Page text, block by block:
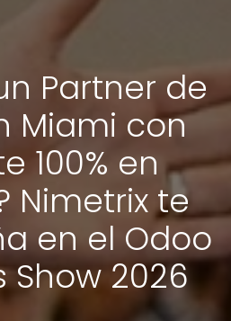
Partner de
Miami con
100% en
Nimetrix te
en el Odoo
Show 2026